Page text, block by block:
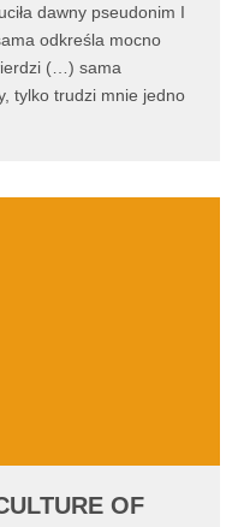
dawny pseudonim I
odkreśla mocno
(…) sama
tylko trudzi mnie jedno
OF